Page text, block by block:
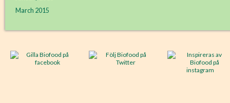
March 2015